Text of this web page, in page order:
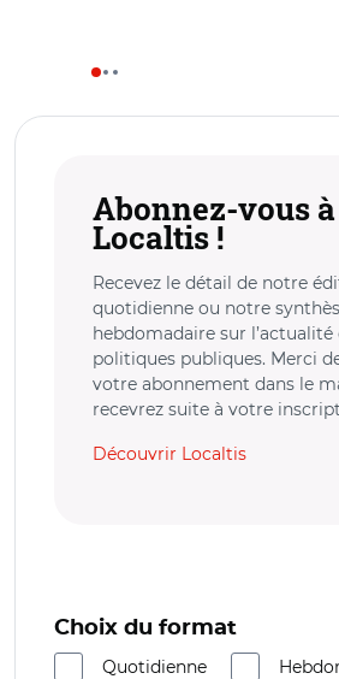
Abonnez-vous à
Localtis !
Recevez le détail de notre
quotidienne ou notre
hebdomadaire sur l’actualité
politiques publiques. Merci
votre abonnement dans le
recevrez suite à votre
Découvrir Localtis
Choix du format
Quotidienne